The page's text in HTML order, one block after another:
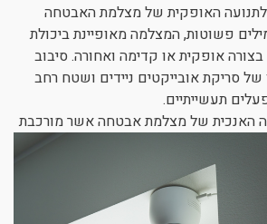
האופקית של מצלמת האבטחה
פשוטות, המצלמה מאופיינת ביכולת
אופקית או קדימה ואחורה. סיבוב
של סריקת אובייקטים ניידים ושטח רחב
תעשייתיים.
האנכית של מצלמת אבטחה אשר מורכבת